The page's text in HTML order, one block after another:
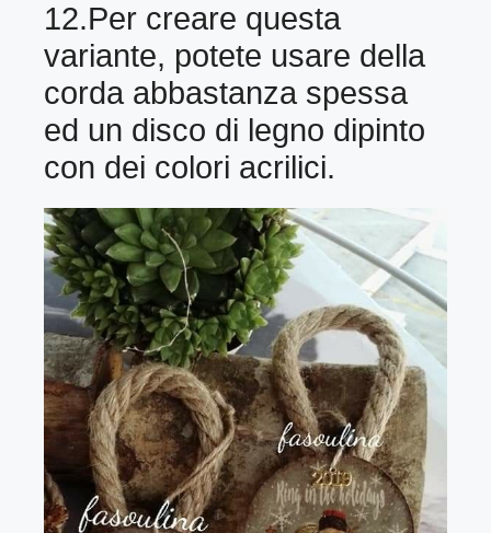
12.Per creare questa
variante, potete usare della
corda abbastanza spessa
ed un disco di legno dipinto
con dei colori acrilici.